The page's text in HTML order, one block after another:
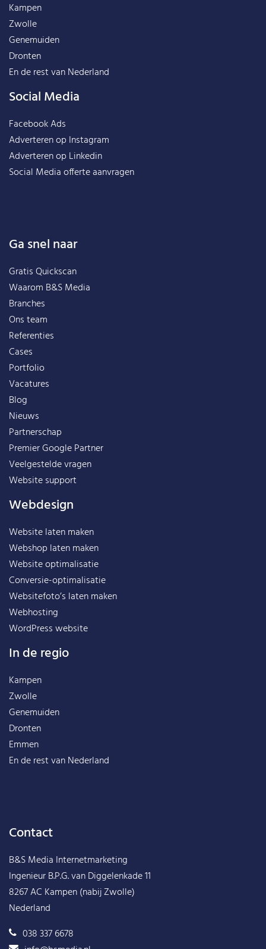
Kampen
Zwolle
Genemuiden
Dronten
En de rest vanNederland
Social Media
Facebook Ads
Adverteren op Instagram
Adverteren op Linkedin
Social Media offerte aanvragen
Ga snel naar
Gratis Quickscan
Waarom B&S Media
Branches
Ons team
Referenties
Cases
Portfolio
Vacatures
Blog
Nieuws
Partnerschap
Premier Google Partner
Veelgestelde vragen
Website support
Webdesign
Website laten maken
Webshop laten maken
Website optimalisatie
Conversie-optimalisatie
Websitefoto’s laten maken
Webhosting
WordPress website
In de regio
Kampen
Zwolle
Genemuiden
Dronten
Emmen
En de rest vanNederland
Contact
B&S Media Internetmarketing
Ingenieur B.P.G. van Diggelenkade 11
8267 AC Kampen (nabij Zwolle)
Nederland
038 337 6678